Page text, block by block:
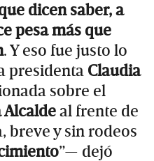
dicen saber, a
pesa más que
. Y eso fue justo lo
presidenta Claudia
sobre el
Alcaldeal frente de
breve y sin rodeos
”— dejó